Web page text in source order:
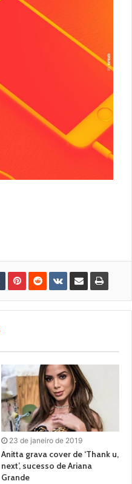
23 de janeiro de 2019
Anitta grava cover de ‘Thank u,
next’, sucesso de Ariana
Grande